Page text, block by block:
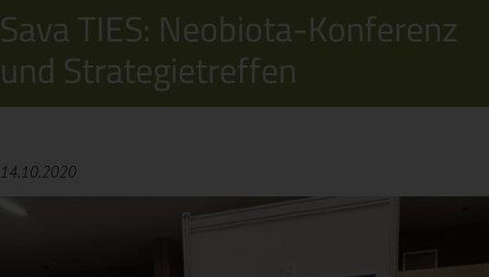
Sava TIES: Neobiota-Konferenz
und Strategietreffen
14.10.2020